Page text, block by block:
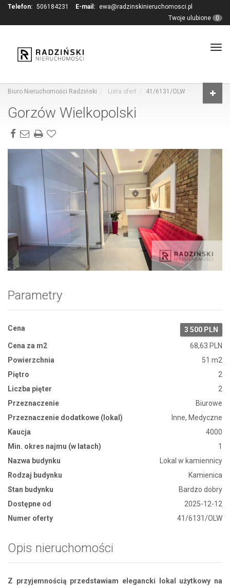
Telefon: 506184231 E-mail:
ewa@radzinskinieruchomosci.pl
Twoje ulubione
0
Biuro Nieruchomości Radziński Lista ofert 41/6131/OLW
Gorzów Wielkopolski
Zdjęcie 1
Parametry
Cena
3 500 PLN
Cena za m2
68,63 PLN
Powierzchnia
51 m2
Piętro
2
Liczba pięter
2
Przeznaczenie
Biurowe
Przeznaczenie dodatkowe (lokal)
Inne, Medyczne
Kaucja
4000
Min. okres najmu (w latach)
1
Nazwa budynku
Lokal w kamiennicy
Rodzaj budynku
Kamienica
Stan budynku
Bardzo dobry
Dostępne od
2025-12-12
Numer oferty
41/6131/OLW
Opis nieruchomości
Z przyjemnością przedstawiam elegancki lokal użytkowy na